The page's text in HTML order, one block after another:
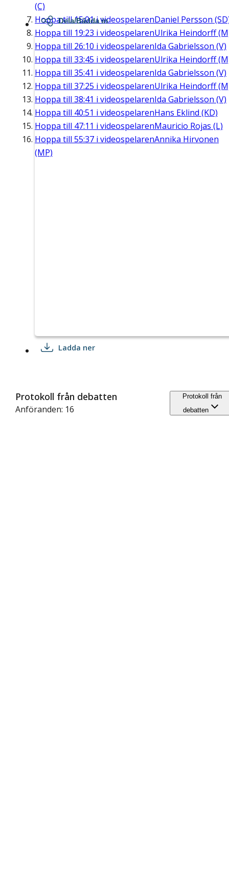
(C)
Hoppa till15:01i videospelarenDaniel Persson
Hoppa till 19:23 i videospelarenUlrika Heindorff
Hoppa till 26:10 i videospelarenIda Gabrielsson (V)
Hoppa till 33:45 i videospelarenUlrika Heindorff
Hoppa till 35:41 i videospelarenIda Gabrielsson (V)
Hoppa till 37:25 i videospelarenUlrika Heindorff
Hoppa till 38:41 i videospelarenIda Gabrielsson (V)
Hoppa till 40:51 i videospelarenHans Eklind (KD)
Hoppa till 47:11 i videospelarenMauricio Rojas (L)
Hoppa till 55:37 i videospelarenAnnika Hirvonen
(MP)
Dela/Bädda in
Ladda ner
Protokoll från debatten
Anföranden: 16
Protokoll från
debatten